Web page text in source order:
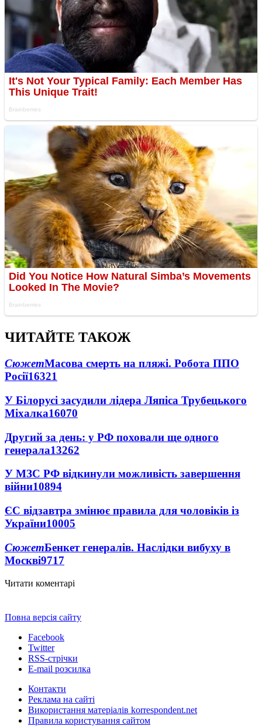
ЧИТАЙТЕ ТАКОЖ
СюжетМасова смерть на пляжі. Робота ППО
Росії16321
У Білорусі засудили лідера Ляпіса Трубецького
Міхалка16070
Другий за день: у РФ поховали ще одного
генерала13262
У МЗС РФ відкинули можливість завершення
війни10894
ЄС відзавтра змінює правила для чоловіків із
України10005
СюжетБенкет генералів. Наслідки вибуху в
Москві9717
Читати коментарі
Повна версія сайту
Facebook
Twitter
RSS-стрічки
E-mail розсилка
Контакти
Реклама на сайті
Використання матеріалів korrespondent.net
Правила користування сайтом